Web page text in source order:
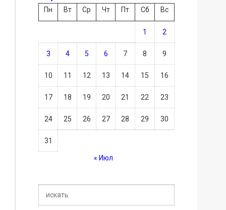
Пн
Вт Ср Чт Пт Сб Вс
1 2
3 4 5 6 7 8 9
10 11 12 13 14 15 16
17 18 19 20 21 22 23
24 25 26 27 28 29 30
31
« Июл